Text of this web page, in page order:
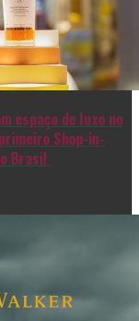
espaço de luxo no
Shop-in-
Brasil